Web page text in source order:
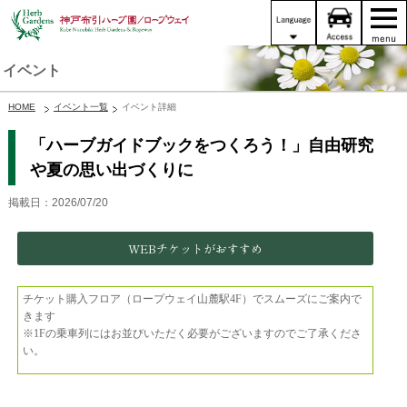
イベント
HOME イベント一覧 イベント詳細
「ハーブガイドブックをつくろう！」自由研究
や夏の思い出づくりに
掲載日：2026/07/20
WEBチケットがおすすめ
チケット購入フロア（ロープウェイ山麓駅4F）でスムーズにご案内で
きます
※1Fの乗車列にはお並びいただく必要がございますのでご了承くださ
い。